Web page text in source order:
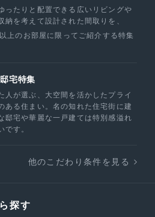
ったりと配置できる広いリビングや
納を考えて設計された間取りを、
以上のお部屋に限ってご紹介する特集
宅特集
人が選ぶ、大空間を活かしたプライ
ある住まい。名の知れた住宅街に建
邸宅や華麗な一戸建ては特別感溢れ
です。
他のこだわり条件を見る
探す